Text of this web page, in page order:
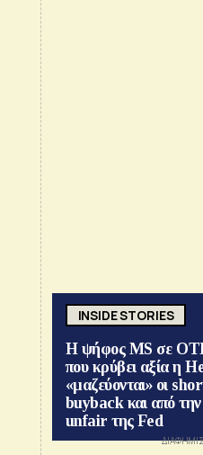
INSIDE STORIES
Η ψήφος MS σε
που κρύβει αξία η
«μαζεύονται» οι
buyback και από
unfair της Fed